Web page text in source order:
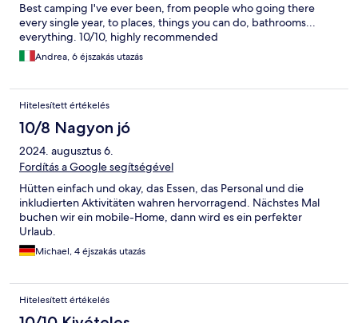
Best camping I've ever been, from people who going there
every single year, to places, things you can do, bathrooms...
everything. 10/10, highly recommended
Andrea, 6 éjszakás utazás
Hitelesített értékelés
10/8 Nagyon jó
2024. augusztus 6.
Fordítás a Google segítségével
Hütten einfach und okay, das Essen, das Personal und die
inkludierten Aktivitäten wahren hervorragend. Nächstes Mal
buchen wir ein mobile-Home, dann wird es ein perfekter
Urlaub.
Michael, 4 éjszakás utazás
Hitelesített értékelés